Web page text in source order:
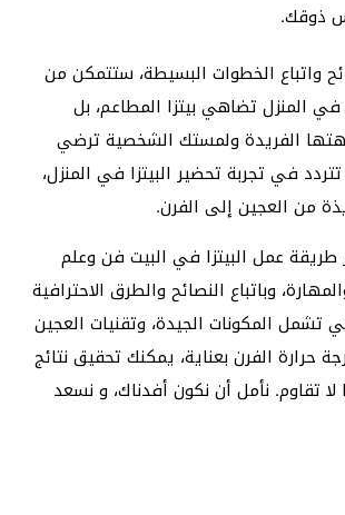
ذوقك.
واتباع الخطوات البسيطة، ستتمكن من
المنزل تضاهي بيتزا المطاعم، بل
الفريدة ولمستك الشخصية ترضي
في تجربة تحضير البيتزا في المنزل،
من العجين إلى الفرن.
طريقة عمل البيتزا في البيت فن وعلم
وباتباع النصائح والطرق الاحترافية
تشمل المكونات الجيدة، وتقنيات العجين
حرارة الفرن بعناية، يمكنك تحقيق نتائج
لا تقاوم. نأمل أن نكون أفدناك، و نسعد